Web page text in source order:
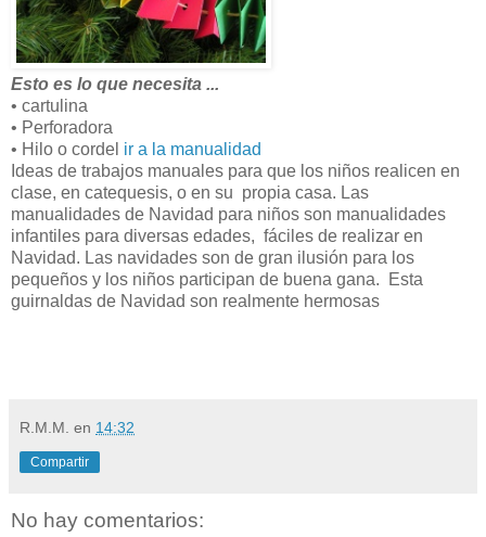
Esto es lo que necesita ...
• cartulina
• Perforadora
• Hilo o cordel ir a la manualidad
Ideas de trabajos manuales para que los niños realicen en
clase, en catequesis, o en su propia casa. Las
manualidades de Navidad para niños son manualidades
infantiles para diversas edades, fáciles de realizar en
Navidad. Las navidades son de gran ilusión para los
pequeños y los niños participan de buena gana. Esta
guirnaldas de Navidad son realmente hermosas
R.M.M. en 14:32
Compartir
No hay comentarios: